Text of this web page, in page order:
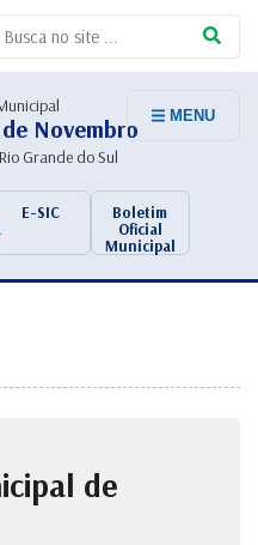
Novembro
Grande do Sul
E-SIC
Boletim
Oficial
Municipal
MENU
de